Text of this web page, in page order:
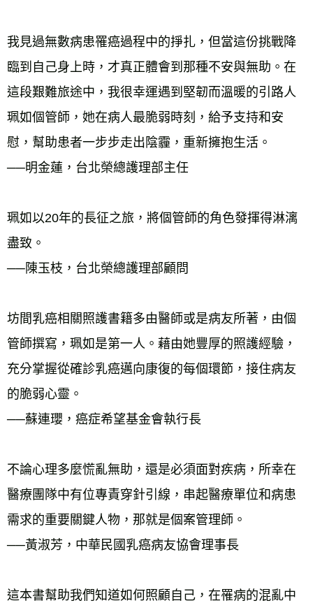
我見過無數病患罹癌過程中的掙扎，但當這份挑戰降
臨到自己身上時，才真正體會到那種不安與無助。在
這段艱難旅途中，我很幸運遇到堅韌而溫暖的引路人
珮如個管師，她在病人最脆弱時刻，給予支持和安
慰，幫助患者一步步走出陰霾，重新擁抱生活。
──明金蓮，台北榮總護理部主任
珮如以20年的長征之旅，將個管師的角色發揮得淋漓
盡致。
──陳玉枝，台北榮總護理部顧問
坊間乳癌相關照護書籍多由醫師或是病友所著，由個
管師撰寫，珮如是第一人。藉由她豐厚的照護經驗，
充分掌握從確診乳癌邁向康復的每個環節，接住病友
的脆弱心靈。
──蘇連瓔，癌症希望基金會執行長
不論心理多麼慌亂無助，還是必須面對疾病，所幸在
醫療團隊中有位專責穿針引線，串起醫療單位和病患
需求的重要關鍵人物，那就是個案管理師。
──黃淑芳，中華民國乳癌病友協會理事長
這本書幫助我們知道如何照顧自己，在罹病的混亂中